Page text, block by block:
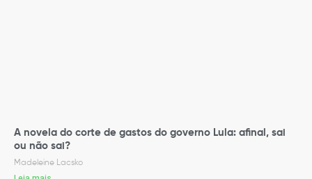
A novela do corte de gastos do governo Lula: afinal, sai
ou não sai?
Madeleine Lacsko